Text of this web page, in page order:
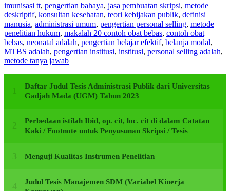
imunisasi tt, pengertian bahaya, jasa pembuatan skripsi, metode
deskriptif, konsultan kesehatan, teori kebijakan publik, definisi
manusia, administrasi umum, pengertian personal selling, metode
penelitian hukum, makalah 20 contoh obat bebas, contoh obat
bebas, neonatal adalah, pengertian belajar efektif, belanja modal,
MTBS adalah, pengertian institusi, institusi, personal selling adalah,
metode tanya jawab
Daftar Judul Tesis Administrasi Publik dari Universitas
Gadjah Mada (UGM) Tahun 2023
Perbedaan istilah Ibid, op. cit, loc. cit di dalam Catatan
Kaki / Footnote untuk Penyusunan Skripsi / Tesis
Menguji Kualitas Instrumen Penelitian
Judul Tesis Manajemen SDM (Variabel Kinerja